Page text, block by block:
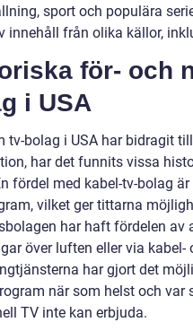
sport och populära
innehåll från olika källor,
för- och
i USA
tv-bolag i USA har bidragit
har det funnits vissa
fördel med kabel-tv-bolag
vilket ger tittarna
har haft fördelen av
över luften eller via kabel-
har gjort det
när som helst och var
TV inte kan erbjuda.